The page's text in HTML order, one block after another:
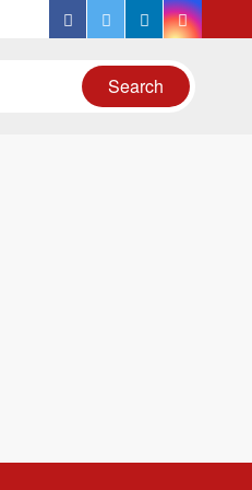
facebook
twitterlinkedininstagram